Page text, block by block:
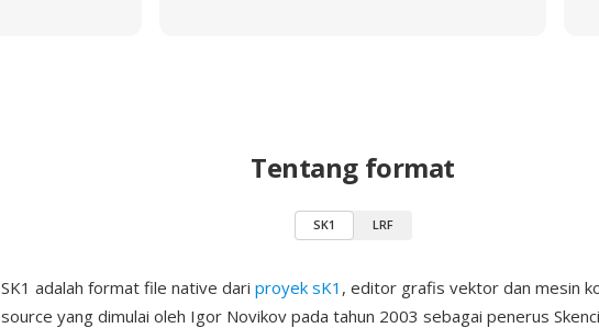
Tentang format
SK1 LRF
SK1 adalah format file native dari proyek sK1 , editor grafis vektor dan mesin
source yang dimulai oleh Igor Novikov pada tahun 2003 sebagai penerus